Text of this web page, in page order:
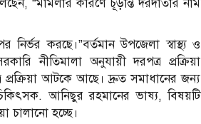
“মামলার কারণে চূড়ান্ত দরদাতার নাম
করছে।”বর্তমান উপজেলা স্বাস্থ্য ও
নীতিমালা অনুযায়ী দরপত্র প্রক্রিয়া
আটকে আছে। দ্রুত সমাধানের জন্য
আনিছুর রহমানের ভাষ্য, বিষয়টি
চালানো হচ্ছে।